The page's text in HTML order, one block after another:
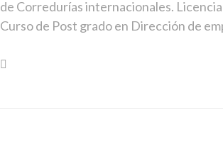
de Corredurías internacionales.
Curso de Post grado en Dirección de